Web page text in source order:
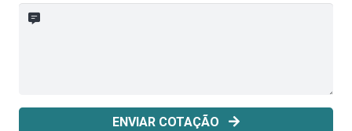
ENVIAR COTAÇÃO